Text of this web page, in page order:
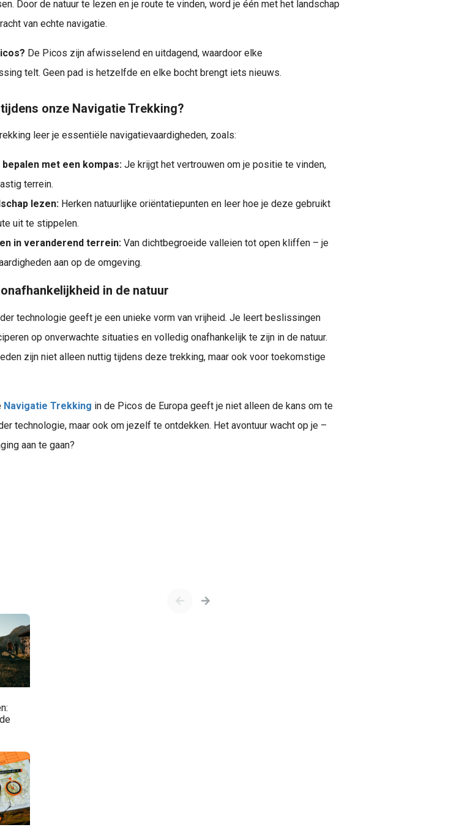
Door de natuur te lezen en je route te vinden, word je één met het landschap
van echte navigatie.
De Picos zijn afwisselend en uitdagend, waardoor elke
telt. Geen pad is hetzelfde en elke bocht brengt iets nieuws.
onze Navigatie Trekking?
leer je essentiële navigatievaardigheden, zoals:
bepalen met een kompas: Je krijgt het vertrouwen om je positie te vinden,
terrein.
lezen: Herken natuurlijke oriëntatiepunten en leer hoe je deze gebruikt
uit te stippelen.
in veranderend terrein: Van dichtbegroeide valleien tot open kliffen – je
aan op de omgeving.
in de natuur
technologie geeft je een unieke vorm van vrijheid. Je leert beslissingen
op onverwachte situaties en volledig onafhankelijk te zijn in de natuur.
zijn niet alleen nuttig tijdens deze trekking, maar ook voor toekomstige
Navigatie Trekking in de Picos de Europa geeft je niet alleen de kans om te
technologie, maar ook om jezelf te ontdekken. Het avontuur wacht op je –
aan te gaan?